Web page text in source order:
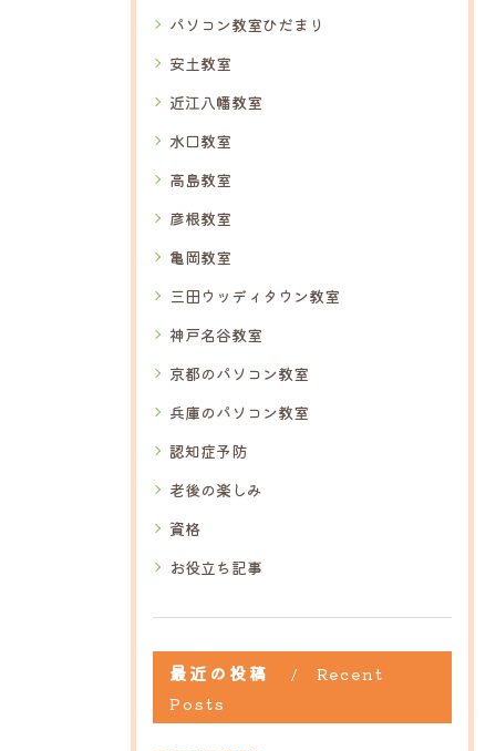
パソコン教室ひだまり
安土教室
近江八幡教室
水口教室
高島教室
彦根教室
亀岡教室
三田ウッディタウン教室
神戸名谷教室
京都のパソコン教室
兵庫のパソコン教室
認知症予防
老後の楽しみ
資格
お役立ち記事
最近の投稿
Recent
Posts